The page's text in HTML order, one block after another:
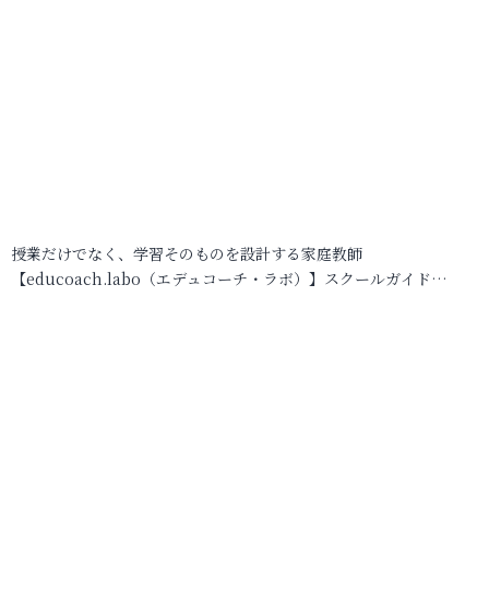
授業だけでなく、学習そのものを設計する家庭教師
【educoach.labo（エデュコーチ・ラボ）】スクールガイド…